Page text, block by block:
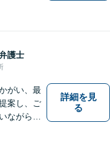
的に行動
まいりま
くださ
受付中】
護士
がい、最
案し、ご
ながら全
詳細を見
る